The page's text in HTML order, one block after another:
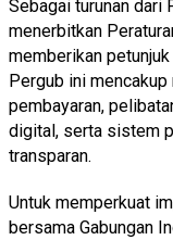
Sebagai turunan dari
menerbitkan
memberikan
Pergub ini
pembayaran,
digital, serta sistem
transparan.
Untuk memperkuat
bersama Gabungan